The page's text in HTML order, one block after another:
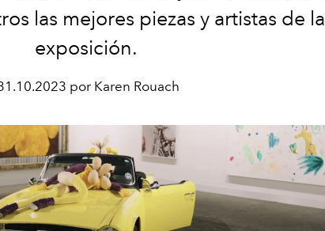
las mejores piezas y artistas de la
exposición.
por Karen Rouach